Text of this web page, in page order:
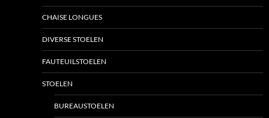
CHAISE LONGUES
DIVERSE STOELEN
FAUTEUILSTOELEN
STOELEN
BUREAUSTOELEN